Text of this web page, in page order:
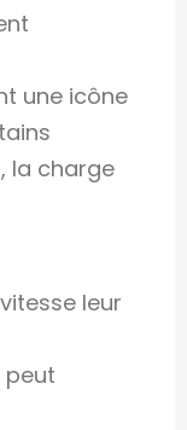
une icône
la charge
leur
peut